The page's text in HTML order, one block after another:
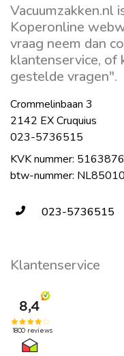
Vacuumzakken.nl
Koperonline
vraag neem dan
klantenservice, of
gestelde vragen".
Crommelinbaan 3
2142 EX Cruquius
023-5736515
KVK nummer:
btw-nummer:
023-5736515
Klantenservice